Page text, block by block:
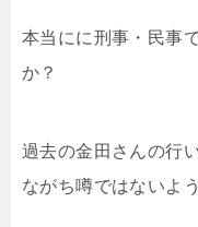
本当にに刑事・民事
か？
過去の金田さんの行
ながち噂ではないよ